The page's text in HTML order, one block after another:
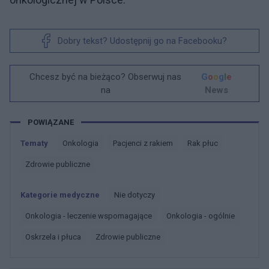
Dobry tekst? Udostępnij go na Facebooku?
Chcesz być na bieżąco? Obserwuj nas
na
Google
News
POWIĄZANE
Tematy Onkologia Pacjenci z rakiem Rak płuc
Zdrowie publiczne
Kategorie medyczne Nie dotyczy
Onkologia - leczenie wspomagające Onkologia - ogólnie
Oskrzela i płuca Zdrowie publiczne